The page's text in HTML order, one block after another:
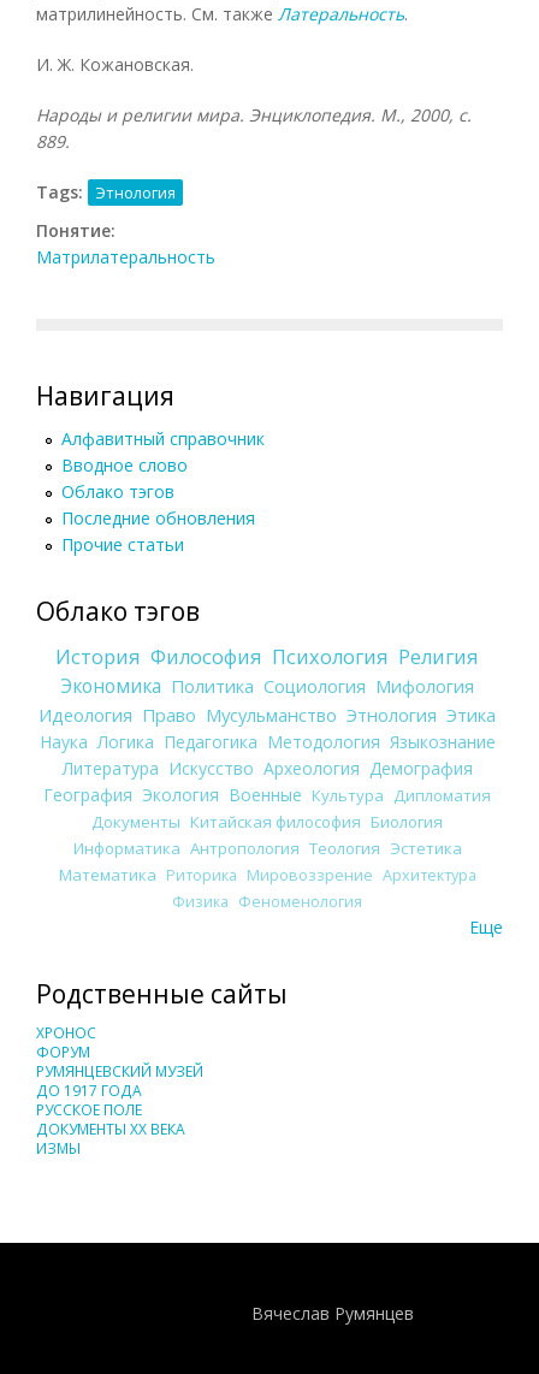
матрилинейность. См. также Латеральность.
И. Ж. Кожановская.
Народы и религии мира. Энциклопедия. М., 2000, с.
889.
Tags: Этнология
Понятие:
Матрилатеральность
Навигация
Алфавитный справочник
Вводное слово
Облако тэгов
Последние обновления
Прочие статьи
Облако тэгов
История Философия Психология Религия
Экономика Политика Социология Мифология
Идеология Право Мусульманство Этнология Этика
Наука Логика Педагогика Методология Языкознание
Литература Искусство Археология Демография
География Экология Военные Культура
Дипломатия
Документы Китайская философия Биология
Информатика Антропология Теология Эстетика
Математика Риторика Мировоззрение Архитектура
Физика Феноменология
Еще
Родственные сайты
ХРОНОС
ФОРУМ
РУМЯНЦЕВСКИЙ МУЗЕЙ
ДО 1917 ГОДА
РУССКОЕ ПОЛЕ
ДОКУМЕНТЫ XX ВЕКА
ИЗМЫ
Вячеслав Румянцев